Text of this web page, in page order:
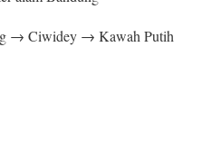
→ Ciwidey → Kawah Putih